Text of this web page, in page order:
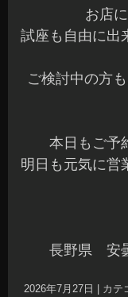
お店
試座も自由に出
ご検討中の方
本日もご予
明日も元気に営
長野県 安
2026年7月27日 カテ